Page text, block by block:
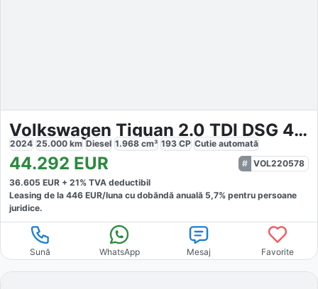
Volkswagen Tiguan 2.0 TDI DSG 4M R-Line
2024 25.000 km Diesel 1.968 cm³ 193 CP Cutie automată
44.292 EUR
VOL220578
36.605 EUR + 21% TVA deductibil
Leasing de la 446 EUR/luna cu dobăndă anuală 5,7% pentru persoane
juridice.
Sună WhatsApp Mesaj Favorite